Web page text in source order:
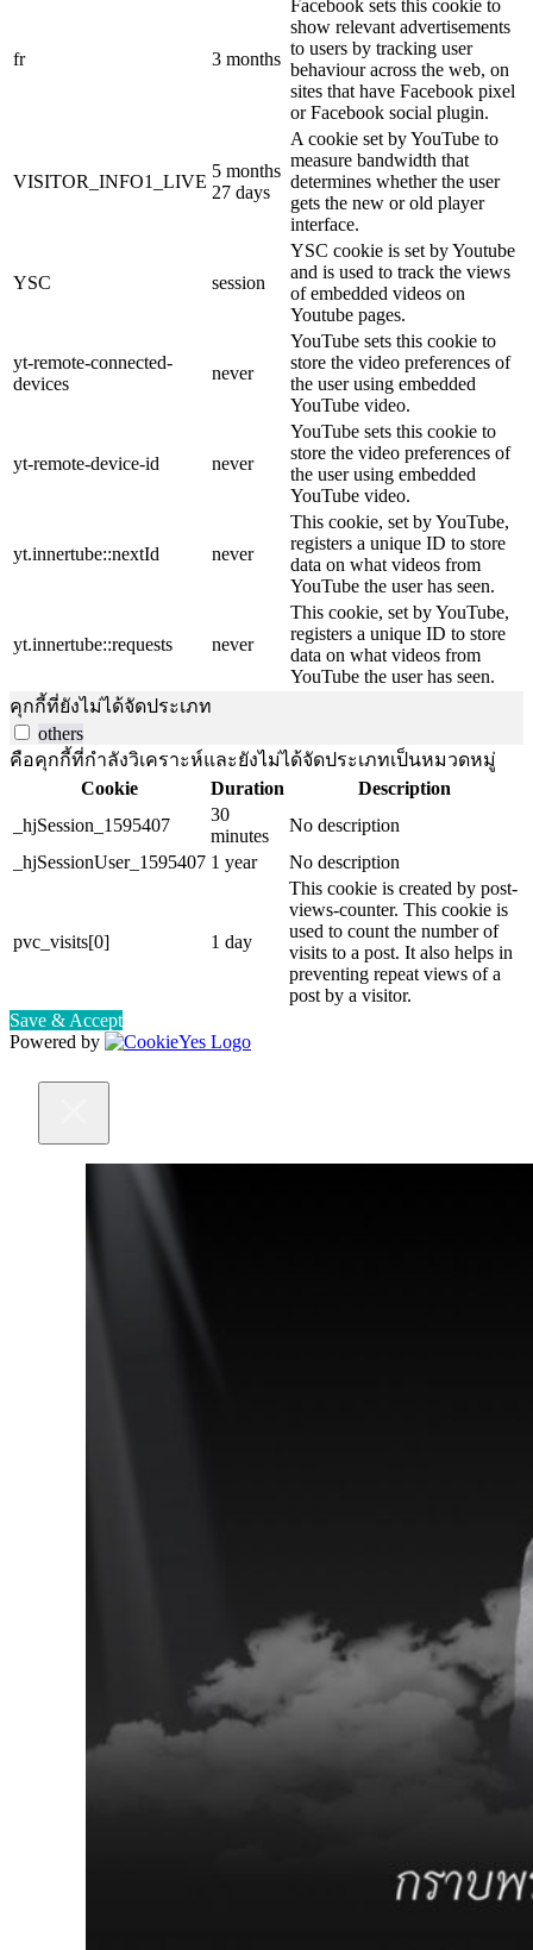
fr 3 months
Facebook sets this cookie to
show relevant advertisements
to users by tracking user
behaviour across the web, on
sites that have Facebook pixel
or Facebook social plugin.
VISITOR_INFO1_LIVE
5 months
27 days
A cookie set by YouTube to
measure bandwidth that
determines whether the user
gets the new or old player
interface.
YSC session
YSC cookie is set by Youtube
and is used to track the views
of embedded videos on
Youtube pages.
yt-remote-connected-
devices
never
YouTube sets this cookie to
store the video preferences of
the user using embedded
YouTube video.
yt-remote-device-id never
YouTube sets this cookie to
store the video preferences of
the user using embedded
YouTube video.
yt.innertube::nextId never
This cookie, set by YouTube,
registers a unique ID to store
data on what videos from
YouTube the user has seen.
yt.innertube::requests never
This cookie, set by YouTube,
registers a unique ID to store
data on what videos from
YouTube the user has seen.
คุกกี้ที่ยังไม่ได้จัดประเภท
others
คือคุกกี้ที่กำลังวิเคราะห์และยังไม่ได้จัดประเภทเป็นหมวดหมู่
Cookie
Duration
Description
_hjSession_1595407
30
minutes
No description
_hjSessionUser_1595407 1 year No description
pvc_visits[0] 1 day
This cookie is created by post-
views-counter. This cookie is
used to count the number of
visits to a post. It also helps in
preventing repeat views of a
post by a visitor.
Save & Accept
Powered by